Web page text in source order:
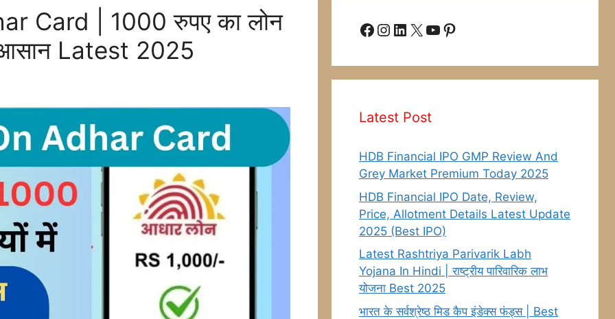
Card | 1000 रुपए का लोन
आसान Latest 2025
Facebook
Instagram
LinkedIn
X YouTube
Pinterest
Latest Post
HDB Financial IPO GMP Review And
Grey Market Premium Today 2025
HDB Financial IPO Date, Review,
Price, Allotment Details Latest Update
2025 (Best IPO)
Latest Rashtriya Parivarik Labh
Yojana In Hindi | राष्ट्रीय पारिवारिक लाभ
योजना Best 2025
भारत के सर्वश्रेष्ठ मिड कैप इंडेक्स फंड्स | Best